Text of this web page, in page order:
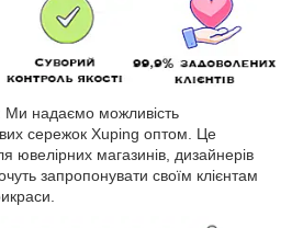
Ми надаємо можливість
сережок Xuping оптом. Це
ювелірних магазинів, дизайнерів
запропонувати своїм клієнтам